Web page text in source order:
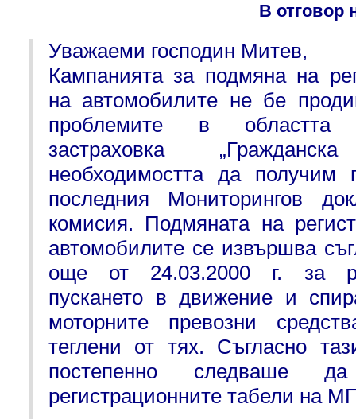
В отговор
Уважаеми господин Митев,
Кампанията за подмяна на
на автомобилите не бе
проблемите в областта
застраховка
необходимостта да получим
последния Мониторингов
комисия. Подмяната на
автомобилите се извършва
още от 24.03.2000 г. за
пускането в движение и
моторните превозни
теглени от тях. Съгласно
постепенно следваше
регистрационните табели на